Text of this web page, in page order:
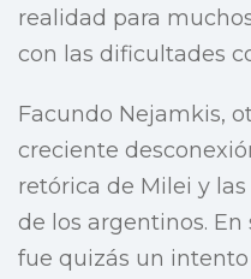
realidad para
con las dificultades
Facundo Nejamkis,
creciente
retórica de Milei y
de los argentinos.
fue quizás un